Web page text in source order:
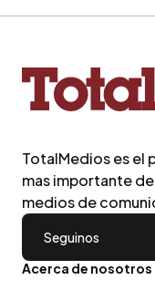
TotalMedios es el
mas importante
medios de
Seguinos
Acerca de nosotros